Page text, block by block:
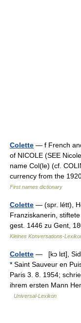
Colette — f French
of NICOLE (SEE
name Col(le) (cf.
currency from the
First names dictionary
Colette — (spr. létt),
Franziskanerin,
gest. 1446 zu Gent,
Kleines Konversations-
Colette — [kɔ lɛt],
* Saint Sauveur en
Paris 3. 8. 1954;
ihrem ersten Mann
Universal-Lexikon